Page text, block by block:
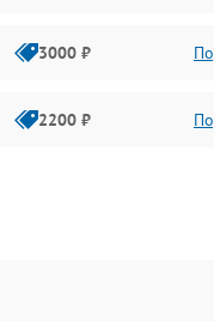
3000 ₽
2200 ₽